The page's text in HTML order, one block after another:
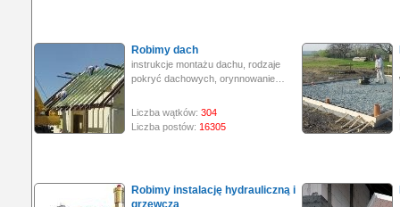
Robimy dach
instrukcje montażu dachu, rodzaje
pokryć dachowych, orynnowanie…
Liczba wątków: 304
Liczba postów: 16305
Robimy instalację hydrauliczną i
grzewczą